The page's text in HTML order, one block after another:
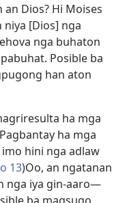
Dios? Hi Moises
niya [Dios] nga
nga buhaton
Posible ba
han aton
ha mga
ha mga
hini nga adlaw
13)Oo, an ngatanan
nga iya gin-aaro—
ba magsugo